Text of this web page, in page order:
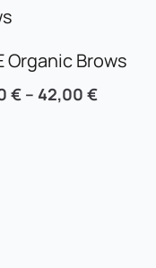
Organic Brows
€– 42,00 €